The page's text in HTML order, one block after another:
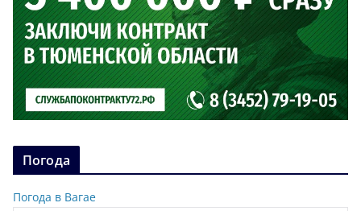
Погода
Погода в Вагае